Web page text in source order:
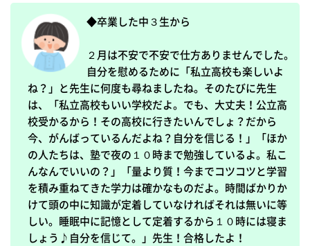
◆卒業した中３生から
２月は不安で不安で仕方ありませんでした。
自分を慰めるために「私立高校も楽しいよ
ね？」と先生に何度も尋ねましたね。そのたびに先生
は、「私立高校もいい学校だよ。でも、大丈夫！公立高
校受かるから！その高校に行きたいんでしょ？だから
今、がんばっているんだよね？自分を信じる！」「ほか
の人たちは、塾で夜の１０時まで勉強しているよ。私こ
んなんでいいの？」「量より質！今までコツコツと学習
を積み重ねてきた学力は確かなものだよ。時間ばかりか
けて頭の中に知識が定着していなければそれは無いに等
しい。睡眠中に記憶として定着するから１０時には寝ま
しょう♪自分を信じて。」先生！合格したよ！